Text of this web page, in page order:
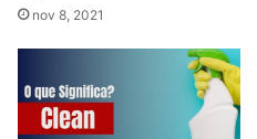
nov 8, 2021